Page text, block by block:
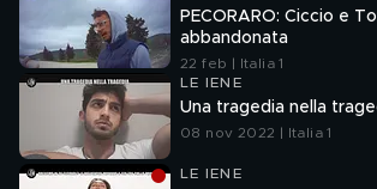
PECORARO: Ciccio e
abbandonata
22 feb | Italia 1
LE IENE
Una tragedia nella
08 nov 2022 | Italia 1
LE IENE